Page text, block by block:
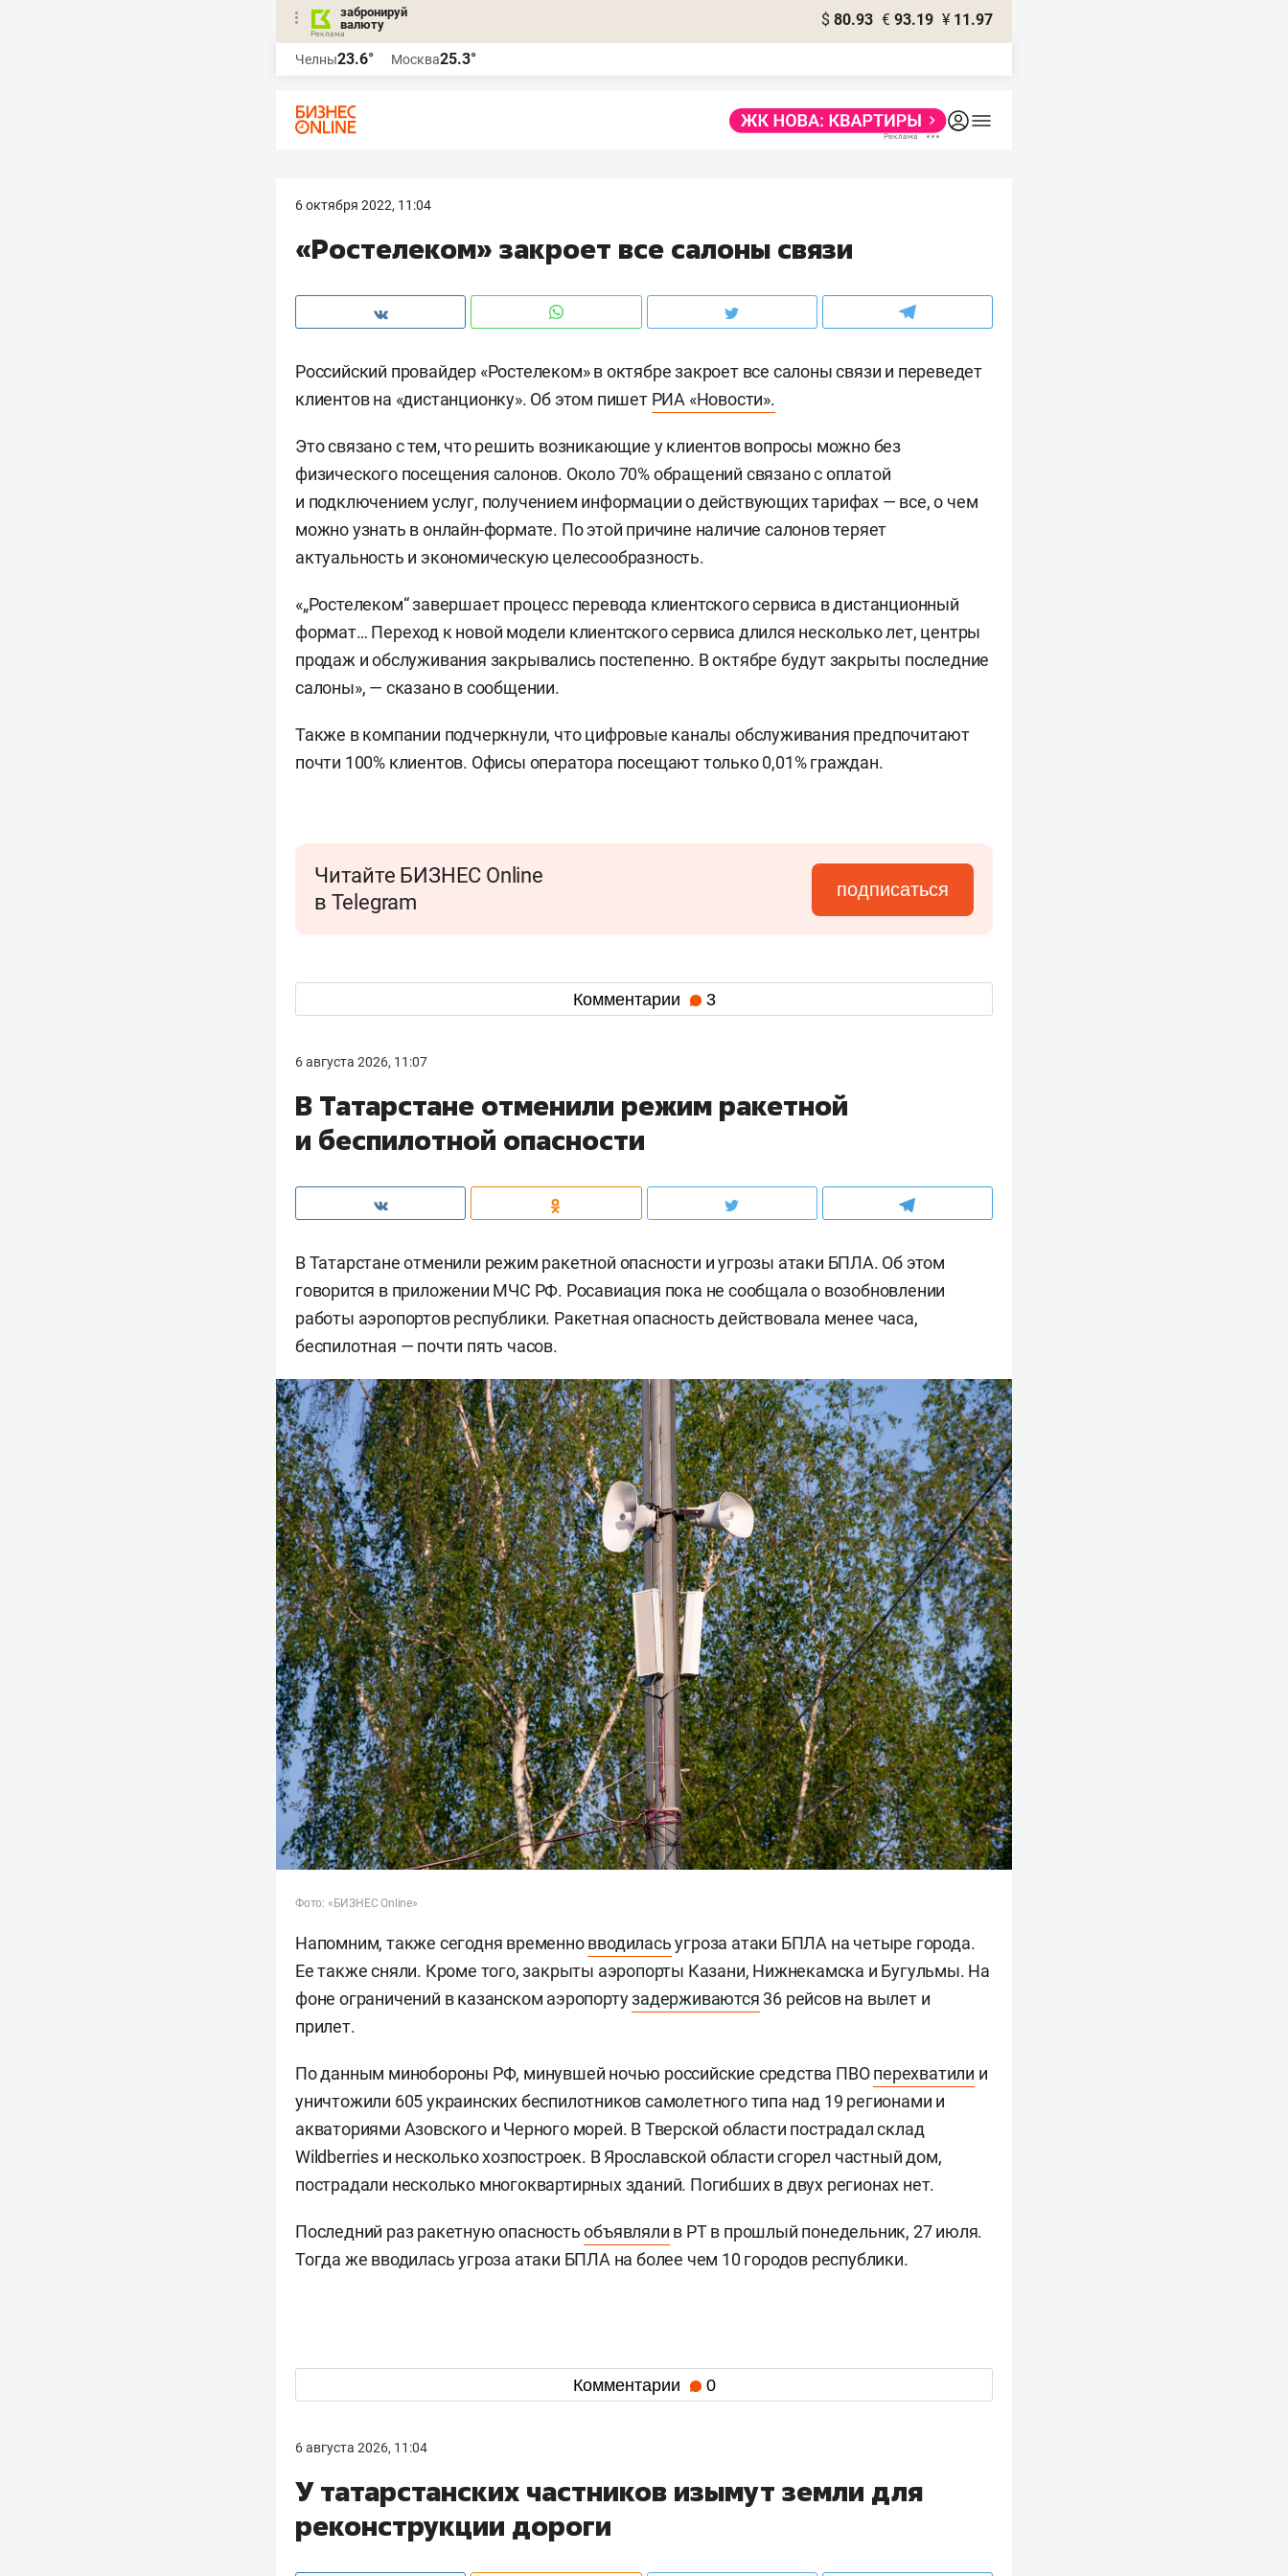
забронируй
валюту
$ 80.93 € 93.19 ¥ 11.97
Челны23.6° Москва25.3°
6 октября 2022, 11:04
«Ростелеком» закроет все салоны связи
Российский провайдер «Ростелеком» в октябре закроет все салоны связи и переведет
клиентов на «дистанционку». Об этом пишет РИА «Новости».
Это связано с тем, что решить возникающие у клиентов вопросы можно без
физического посещения салонов. Около 70% обращений связано с оплатой
и подключением услуг, получением информации о действующих тарифах — все, о чем
можно узнать в онлайн-формате. По этой причине наличие салонов теряет
актуальность и экономическую целесообразность.
«„Ростелеком“ завершает процесс перевода клиентского сервиса в дистанционный
формат… Переход к новой модели клиентского сервиса длился несколько лет, центры
продаж и обслуживания закрывались постепенно. В октябре будут закрыты последние
салоны», — сказано в сообщении.
Также в компании подчеркнули, что цифровые каналы обслуживания предпочитают
почти 100% клиентов. Офисы оператора посещают только 0,01% граждан.
Читайте БИЗНЕС Online
в Telegram
подписаться
Комментарии 3
6 августа 2026, 11:07
В Татарстане отменили режим ракетной
и беспилотной опасности
В Татарстане отменили режим ракетной опасности и угрозы атаки БПЛА. Об этом
говорится в приложении МЧС РФ. Росавиация пока не сообщала о возобновлении
работы аэропортов республики. Ракетная опасность действовала менее часа,
беспилотная — почти пять часов.
Фото: «БИЗНЕС Online»
Напомним, также сегодня временновводиласьугроза атаки БПЛА на четыре города.
Ее также сняли. Кроме того, закрыты аэропорты Казани, Нижнекамска и Бугульмы. На
фоне ограничений в казанском аэропортузадерживаются 36 рейсов на вылет и
прилет.
По данным минобороны РФ, минувшей ночью российские средства ПВОперехватили и
уничтожили 605 украинских беспилотников самолетного типа над 19 регионами и
акваториями Азовского и Черного морей. В Тверской области пострадал склад
Wildberries и несколько хозпостроек. В Ярославской области сгорел частный дом,
пострадали несколько многоквартирных зданий. Погибших в двух регионах нет.
Последний раз ракетную опасностьобъявляли в РТ в прошлый понедельник, 27 июля.
Тогда же вводилась угроза атаки БПЛА на более чем 10 городов республики.
Комментарии 0
6 августа 2026, 11:04
У татарстанских частников изымут земли для
реконструкции дороги